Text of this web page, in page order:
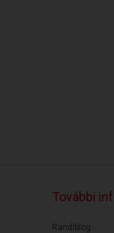
További
Randiblog